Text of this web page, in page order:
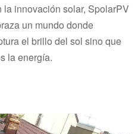
innovación solar, SpolarPV
un mundo donde
el brillo del sol sino que
la energía.